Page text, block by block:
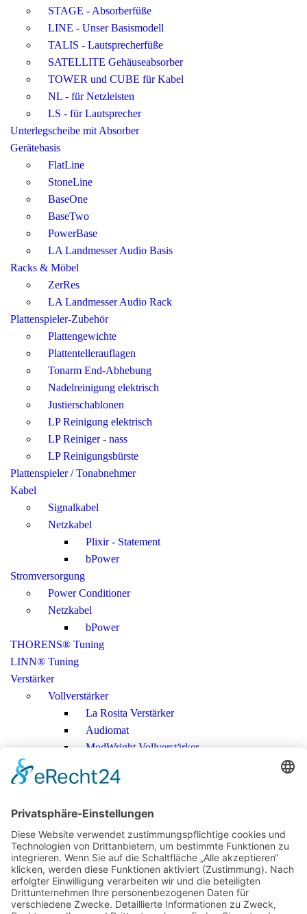
STAGE - Absorberfüße
LINE - Unser Basismodell
TALIS - Lautsprecherfüße
SATELLITE Gehäuseabsorber
TOWER und CUBE für Kabel
NL - für Netzleisten
LS - für Lautsprecher
Unterlegscheibe mit Absorber
Gerätebasis
FlatLine
StoneLine
BaseOne
BaseTwo
PowerBase
LA Landmesser Audio Basis
Racks & Möbel
ZerRes
LA Landmesser Audio Rack
Plattenspieler-Zubehör
Plattengewichte
Plattentellerauflagen
Tonarm End-Abhebung
Nadelreinigung elektrisch
Justierschablonen
LP Reinigung elektrisch
LP Reiniger - nass
LP Reinigungsbürste
Plattenspieler / Tonabnehmer
Kabel
Signalkabel
Netzkabel
Plixir - Statement
bPower
Stromversorgung
Power Conditioner
Netzkabel
bPower
THORENS® Tuning
LINN® Tuning
Verstärker
Vollverstärker
La Rosita Verstärker
Audiomat
ModWright Vollverstärker
Crayon
Vorverstärker
ModWright Vorverstärker
Endverstärker
ModWright Endverstärker
Phonovorstufen
ModWright Phono-Vorverstärker